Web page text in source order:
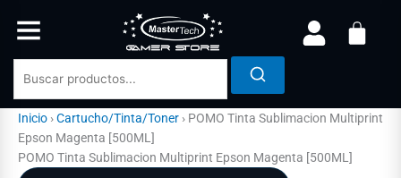
Inicio ›Cartucho/Tinta/Toner › POMO Tinta Sublimacion Multiprint
Epson Magenta [500ML]
POMO Tinta Sublimacion Multiprint Epson Magenta [500ML]